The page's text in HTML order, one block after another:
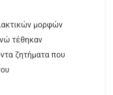
μορφών
τέθηκαν
ζητήματα που